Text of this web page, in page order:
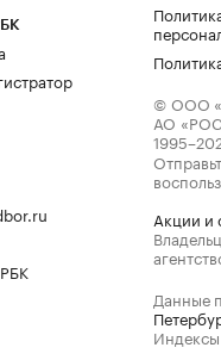
© ООО
АО
Акции и
Данные